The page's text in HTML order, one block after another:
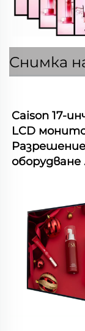
Снимка
Caison 17-
LCD
оборудване